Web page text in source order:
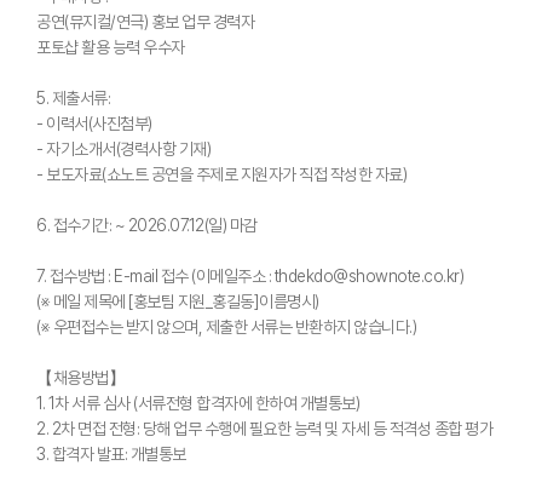
공연(뮤지컬/연극) 홍보 업무 경력자
포토샵 활용 능력 우수자
5. 제출서류:
- 이력서(사진첨부)
- 자기소개서(경력사항 기재)
- 보도자료(쇼노트 공연을 주제로 지원자가 직접 작성한 자료)
6. 접수기간: ~ 2026.07.12(일) 마감
7. 접수방법 : E-mail 접수 (이메일주소 : thdekdo@shownote.co.kr)
(※ 메일 제목에 [홍보팀 지원_홍길동]이름명시)
(※ 우편접수는 받지 않으며, 제출한 서류는 반환하지 않습니다.)
【채용방법】
1. 1차 서류 심사 (서류전형 합격자에 한하여 개별통보)
2. 2차 면접 전형: 당해 업무 수행에 필요한 능력 및 자세 등 적격성 종합 평가
3. 합격자 발표: 개별통보